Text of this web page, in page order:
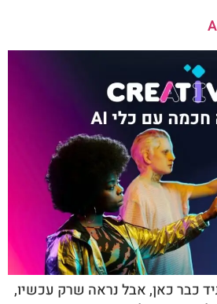
כבר כאן, אבל נראה שרק עכשיו,